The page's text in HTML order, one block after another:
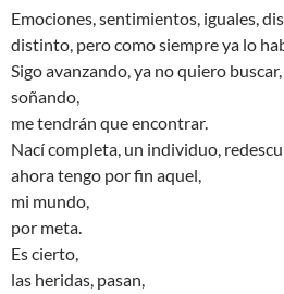
Emociones, sentimientos, iguales,
distinto, pero como siempre ya lo
Sigo avanzando, ya no quiero buscar,
soñando,
me tendrán que encontrar.
Nací completa, un individuo,
ahora tengo por fin aquel,
mi mundo,
por meta.
Es cierto,
las heridas, pasan,